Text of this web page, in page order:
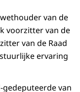
van de
voorzitter van de
van de Raad
ervaring
gedeputeerde van